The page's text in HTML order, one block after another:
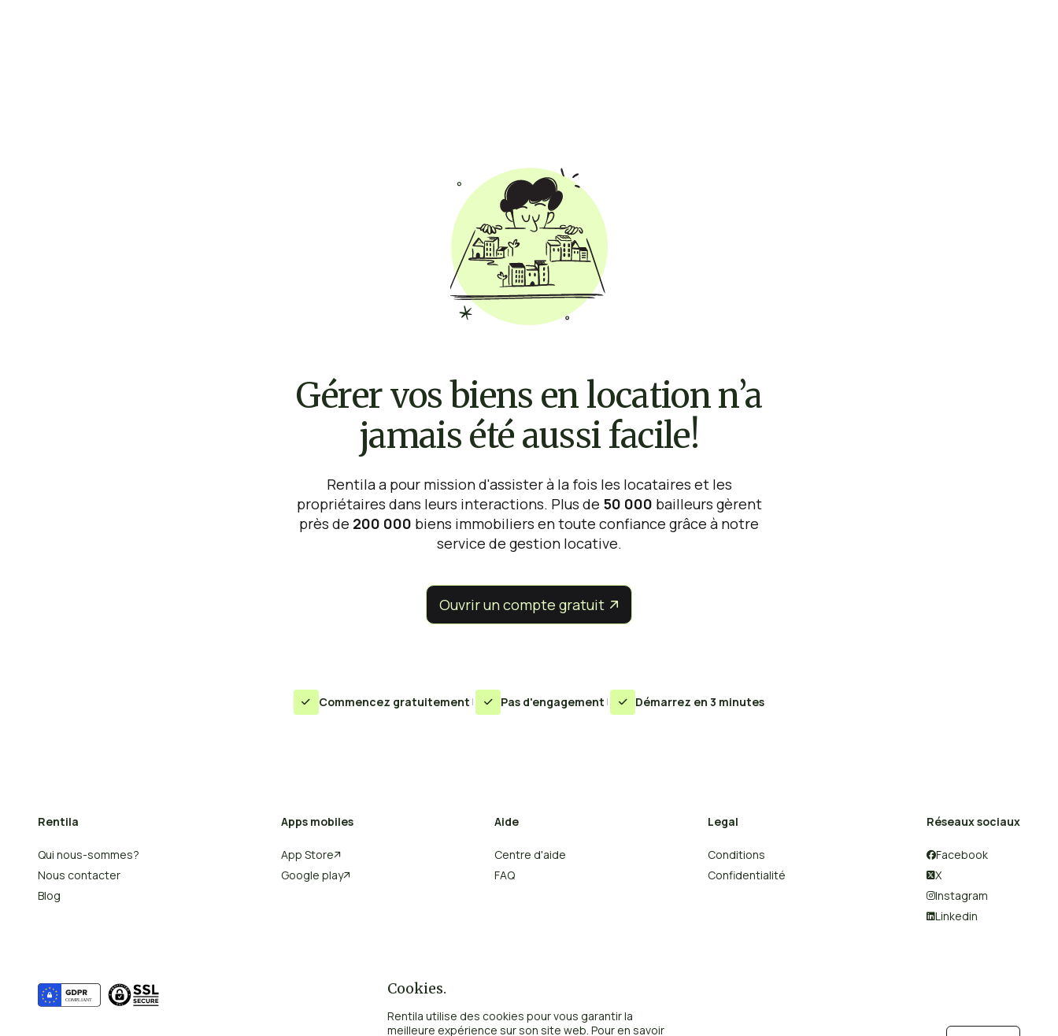
Cookies.
Rentila utilise des cookies pour vous garantir la
meilleure expérience sur son site web. Pour en savoir
Gérer vos biens en location n’a
jamais été aussi facile!
Rentila a pour mission d'assister à la fois les locataires et les
propriétaires dans leurs interactions. Plus de 50 000 bailleurs gèrent
près de 200 000 biens immobiliers en toute confiance grâce à notre
service de gestion locative.
Ouvrir un compte gratuit 
 Commencez gratuitement  Pas d'engagement  Démarrez en 3 minutes
Rentila
Qui nous-sommes?
Nous contacter
Blog
Apps mobiles
App Store
Google play
Aide
Centre d'aide
FAQ
Legal
Conditions
Confidentialité
Réseaux sociaux
Facebook
X
Instagram
Linkedin